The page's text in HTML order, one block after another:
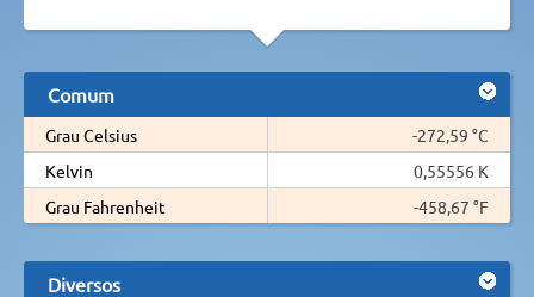
Comum
Grau Celsius
-272,59 °C
Kelvin
0,55556 K
Grau Fahrenheit
-458,67 °F
Diversos